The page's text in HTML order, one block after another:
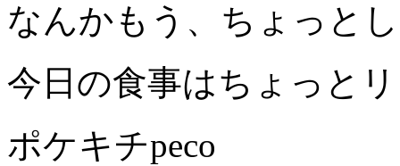
なんかもう、ちょっと
今日の食事はちょっと
ポケキチpeco